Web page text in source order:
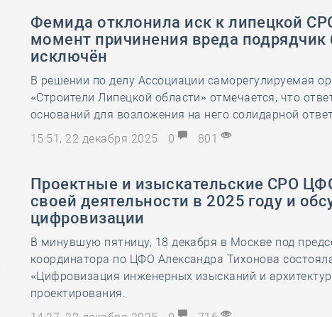
Фемида отклонила иск к липецкой
момент причинения вреда подрядчик
исключён
В решении по делу Ассоциации саморегулируемая
«Строители Липецкой области» отмечается, что
оснований для возложения на него солидарной
15:51, 22 декабря 2025
0 801
Проектные и изыскательские СРО
своей деятельности в 2025 году и
цифровизации
В минувшую пятницу, 18 декабря в Москве под
координатора по ЦФО Александра Тихонова
«Цифровизация инженерных изысканий и
проектирования.